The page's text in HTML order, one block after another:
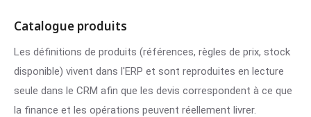
Catalogue produits
Les définitions de produits (références, règles de prix, stock
disponible) vivent dans l'ERP et sont reproduites en lecture
seule dans le CRM afin que les devis correspondent à ce que
la finance et les opérations peuvent réellement livrer.